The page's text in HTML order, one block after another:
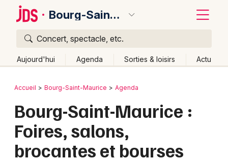
Bourg-Saint-Maurice
Concert, spectacle, etc.
Aujourd'hui Agenda Sorties & loisirs Actu
Publier un événement
Grands événements
Bordeaux
Colmar
Lille
Retour
Accueil Bourg-Saint-Maurice Agenda
Bourg-Saint-Maurice :
Foires, salons,
brocantes et bourses
Quoi ?
Où ?
Rhône-Alpes
Partout Près de moi Changer de lieu
Quand ?
Aujourd'hui
Demain Ce week-end Autre